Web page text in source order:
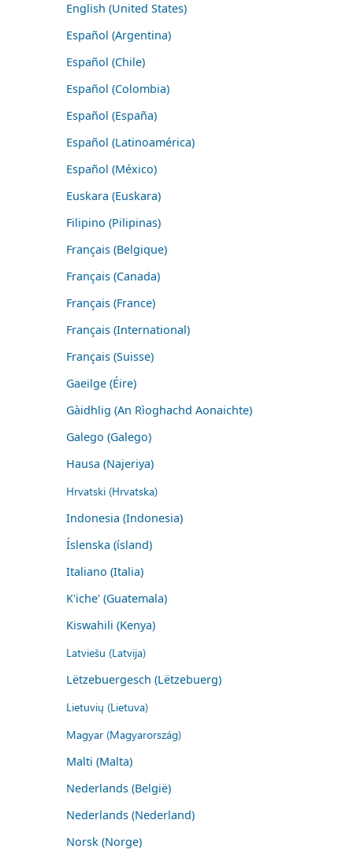
English (United States)
Español (Argentina)
Español (Chile)
Español (Colombia)
Español (España)
Español (Latinoamérica)
Español (México)
Euskara (Euskara)
Filipino (Pilipinas)
Français (Belgique)
Français (Canada)
Français (France)
Français (International)
Français (Suisse)
Gaeilge (Éire)
Gàidhlig (An Rìoghachd Aonaichte)
Galego (Galego)
Hausa (Najeriya)
Hrvatski (Hrvatska)
Indonesia (Indonesia)
Íslenska (ísland)
Italiano (Italia)
K'iche' (Guatemala)
Kiswahili (Kenya)
Latviešu (Latvija)
Lëtzebuergesch (Lëtzebuerg)
Lietuvių (Lietuva)
Magyar (Magyarország)
Malti (Malta)
Nederlands (België)
Nederlands (Nederland)
Norsk (Norge)